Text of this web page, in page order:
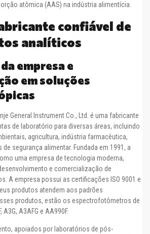
atômica (AAS) na indústria alimentícia.
confiável de
analíticos
empresa e
em soluções
General Instrument Co., Ltd. é uma fabricante
de laboratório para diversas áreas, incluindo
agricultura, indústria farmacêutica,
segurança alimentar. Fundada em 1991, a
uma empresa de tecnologia moderna,
e comercialização de
A empresa possui as certificações ISO 9001 e
produtos atendem aos padrões
produtos, estão os espectrofotômetros de
A3AFG e AA990F.
apoiados por laboratórios de pós-